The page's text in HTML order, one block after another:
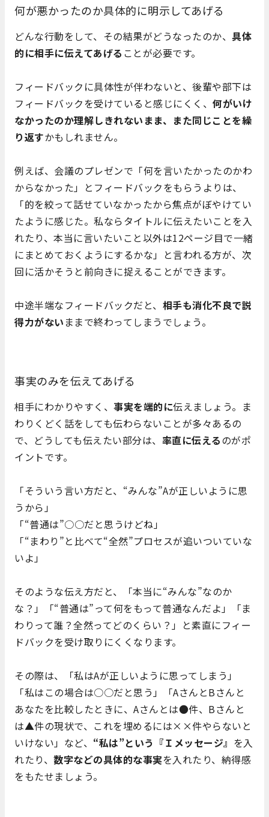
何が悪かったのか具体的に明示してあげる
どんな行動をして、その結果がどうなったのか、 具体
的に相手に伝えてあげる ことが必要です。
フィードバックに具体性が伴わないと、後輩や部下は
フィードバックを受けていると感じにくく、 何がいけ
なかったのか理解しきれないまま、また同じことを繰
り返すかもしれません。
例えば、会議のプレゼンで「何を言いたかったのかわ
からなかった」とフィードバックをもらうよりは、
「的を絞って話せていなかったから焦点がぼやけてい
たように感じた。私ならタイトルに伝えたいことを入
れたり、本当に言いたいこと以外は12ページ目で一緒
にまとめておくようにするかな」と言われる方が、次
回に活かそうと前向きに捉えることができます。
中途半端なフィードバックだと、 相手も消化不良で説
得力がない ままで終わってしまうでしょう。
事実のみを伝えてあげる
相手にわかりやすく、 事実を端的に伝えましょう。ま
わりくどく話をしても伝わらないことが多々あるの
で、どうしても伝えたい部分は、 率直に伝えるのがポ
イントです。
「そういう言い方だと、“みんな”Aが正しいように思
うから」
「“普通は”○○だと思うけどね」
「“まわり”と比べて“全然”プロセスが追いついていな
いよ」
そのような伝え方だと、「本当に“みんな”なのか
な？」「“普通は”って何をもって普通なんだよ」「ま
わりって誰？全然ってどのくらい？」と素直にフィー
ドバックを受け取りにくくなります。
その際は、「私はAが正しいように思ってしまう」
「私はこの場合は○○だと思う」「AさんとBさんと
あなたを比較したときに、Aさんとは●件、Bさんと
は▲件の現状で、これを埋めるには××件やらないと
いけない」など、 “私は”という『Ｉメッセージ』 を入
れたり、 数字などの具体的な事実を入れたり、納得感
をもたせましょう。